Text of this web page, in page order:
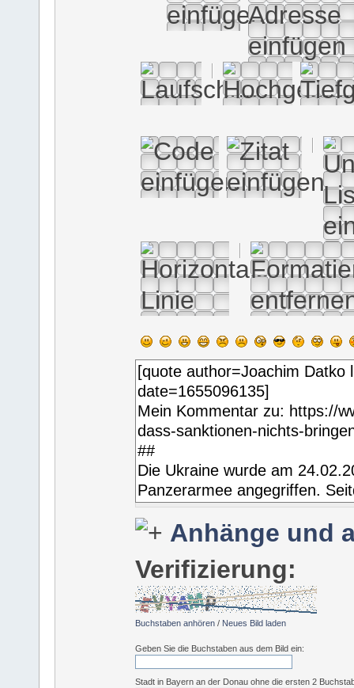
Anhänge und
Verifizierung:
Buchstaben anhören / Neues Bild laden
Geben Sie die Buchstaben aus dem Bild ein:
Stadt in Bayern an der Donau ohne die ersten 2